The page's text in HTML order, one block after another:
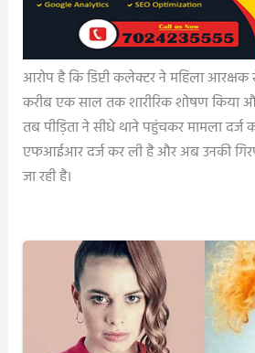
आरोप है कि डिप्टी कलेक्टर ने महिला आरक्षक
करीब एक साल तक शारीरिक शोषण किया
तब पीड़िता ने सीधे थाने पहुंचकर मामला दर्ज
एफआईआर दर्ज कर ली है और अब उनकी
जा रही है।